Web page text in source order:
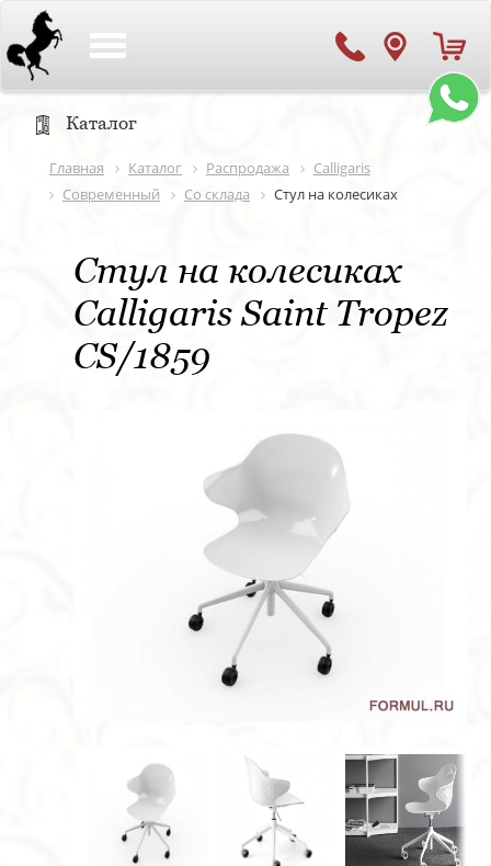
Каталог
Главная Каталог Распродажа
Calligaris
Современный
Со склада Стул на колесиках
Стул на колесиках
Calligaris Saint Tropez
CS/1859